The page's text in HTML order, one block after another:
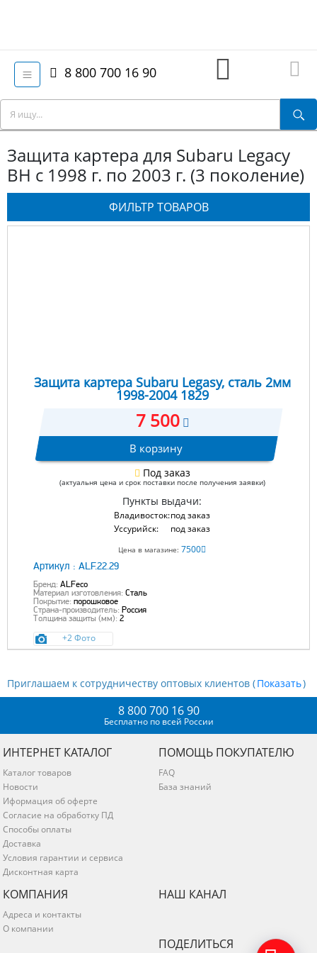
8 800 700 16 90
Защита картера для Subaru Legacy
BH с 1998 г. по 2003 г. (3 поколение)
ФИЛЬТР ТОВАРОВ
Защита картера Subaru Legasy, сталь 2мм
1998-2004 1829
7 500
В корзину
Под заказ
(актуальня цена и срок поставки после получения заявки)
Пункты выдачи:
Владивосток:под заказ
Уссурийск:
под заказ
Цена в магазине: 7500
Артикул : ALF.22.29
Бренд: ALFeco
Материал изготовления: Сталь
Покрытие: порошковое
Страна-производитель: Россия
Толщина защиты (мм): 2
+2 Фото
Приглашаем к сотрудничеству оптовых клиентов ( )
8 800 700 16 90
Бесплатно по всей России
ИНТЕРНЕТ КАТАЛОГ
Каталог товаров
Новости
Иформация об оферте
Согласие на обработку ПД
Способы оплаты
Доставка
Условия гарантии и сервиса
Дисконтная карта
ПОМОЩЬ ПОКУПАТЕЛЮ
FAQ
База знаний
КОМПАНИЯ
Адреса и контакты
О компании
НАШ КАНАЛ
ПОДЕЛИТЬСЯ